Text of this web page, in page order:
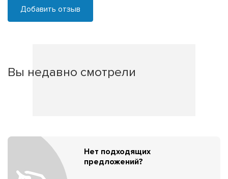
Добавить отзыв
Вы недавно смотрели
Нет подходящих
предложений?